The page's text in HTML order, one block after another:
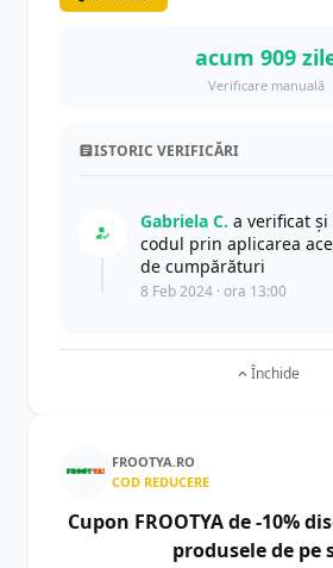
acum 909
Verificare manuală
ISTORIC VERIFICĂRI
Gabriela C. a verificat
codul prin aplicarea
de cumpărături
8 Feb 2024 · ora 13:00
Închide
FROOTYA.RO
COD REDUCERE
Cupon FROOTYA de -10%
produsele de pe